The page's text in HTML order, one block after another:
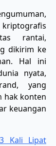
rantai,
dikirim ke
Hal ini
nyata,
yang
hak konten
keuangan
Kali Lipat